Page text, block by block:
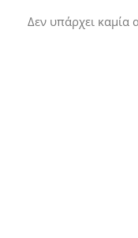
Δεν υπάρχει καμία